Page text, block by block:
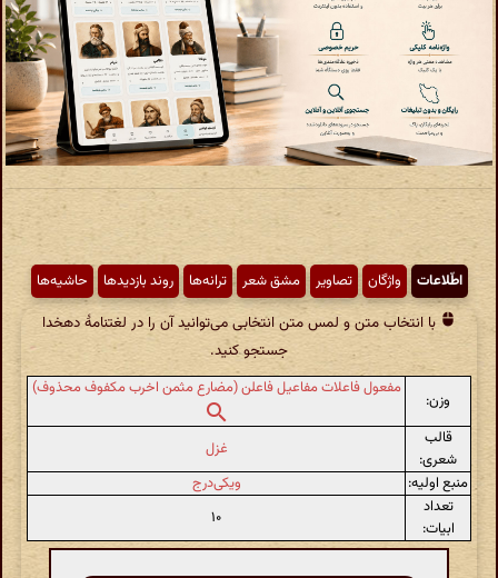
اطّلاعات واژگان تصاویر مشق شعر ترانه‌ها روند بازدیدها حاشیه‌ها
با انتخاب متن و لمس متن انتخابی می‌توانید آن را در لغتنامهٔ دهخدا
جستجو کنید.
وزن:
مفعول فاعلات مفاعیل فاعلن (مضارع مثمن اخرب مکفوف محذوف)
قالب
شعری:
غزل
منبع اولیه:
ویکی‌درج
تعداد
ابیات:
۱۰